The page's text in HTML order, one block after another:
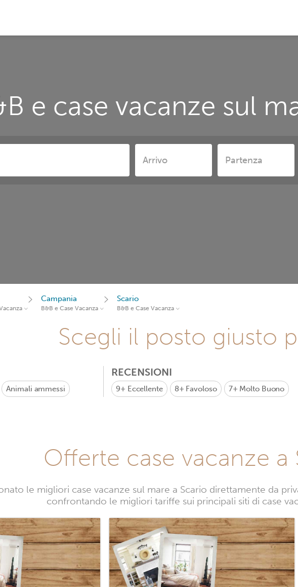
e case vacanze sul
Campania
B&B e Case Vacanza
Scario
B&B e Case Vacanza
Scegli il posto giusto
Animali ammessi
RECENSIONI
9+ Eccellente 8+ Favoloso 7+ Molto Buono
Offerte case vacanze a
le migliori case vacanze sul mare a Scario direttamente da
confrontando le migliori tariffe sui principali siti di case